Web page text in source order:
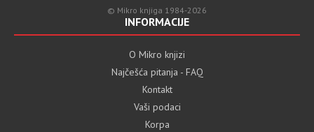
© Mikro knjiga 1984-2026
INFORMACIJE
O Mikro knjizi
Najčešća pitanja - FAQ
Kontakt
Vaši podaci
Korpa